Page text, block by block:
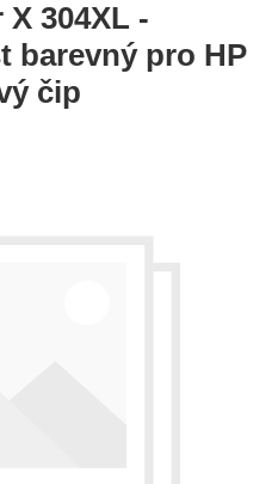
304XL -
barevný pro HP
čip